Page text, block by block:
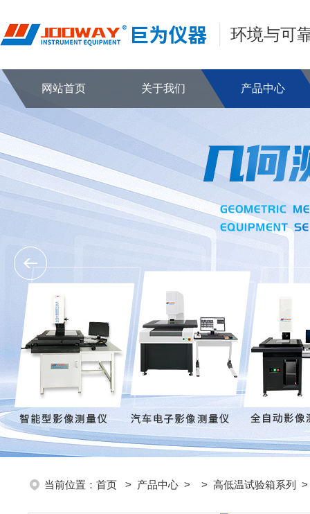
环境与可
网站首页 关于我们 产品中心
当前位置： 首页 > 产品中心 > > 高低温试验箱系列 >